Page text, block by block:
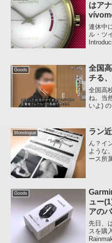
はア
連休中
ル・ツ
Goods
全国
チる
全国高
ね。当
いよ)
どんな
どんな
Monologue ラン
ん？イ
ような
ース所
(苦笑)
Goods
ュー
アの
先日、
スを購